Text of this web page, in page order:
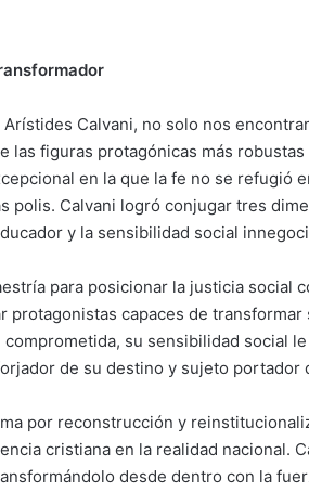
Calvani, no solo nos
las figuras protagónicas más
en la que la fe no se refugió
polis. Calvani logró conjugar tres
y la sensibilidad social
para posicionar la justicia social
protagonistas capaces de
su sensibilidad social
de su destino y sujeto portador
por reconstrucción y
cristiana en la realidad nacional.
desde dentro con la